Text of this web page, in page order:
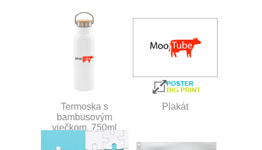
Termoska s
bambusovým
viečkom, 750ml
Plakát